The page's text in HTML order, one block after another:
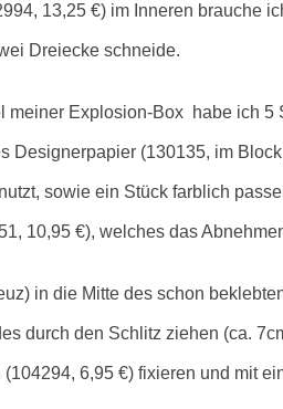
13,25 €) im Inneren brauche
Dreiecke schneide.
meiner Explosion-Box habe ich
Designerpapier (130135, im
sowie ein Stück farblich
10,95 €), welches das
in die Mitte des schon
durch den Schlitz ziehen (ca.
6,95 €) fixieren und mit